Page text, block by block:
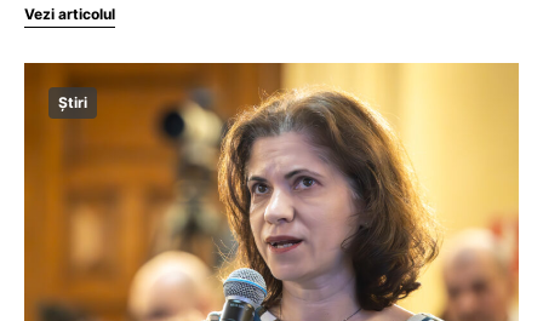
Vezi articolul
Știri